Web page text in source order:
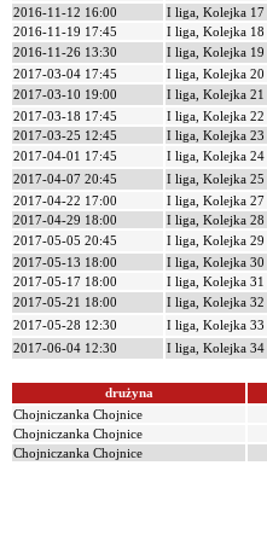
2016-11-12 16:00 I liga, Kolejka 17
2016-11-19 17:45
I liga, Kolejka 18
2016-11-26 13:30
I liga, Kolejka 19
2017-03-04 17:45
I liga, Kolejka 20
2017-03-10 19:00
I liga, Kolejka 21
2017-03-18 17:45
I liga, Kolejka 22
2017-03-25 12:45
I liga, Kolejka 23
2017-04-01 17:45
I liga, Kolejka 24
2017-04-07 20:45
I liga, Kolejka 25
2017-04-22 17:00
I liga, Kolejka 27
2017-04-29 18:00
I liga, Kolejka 28
2017-05-05 20:45
I liga, Kolejka 29
2017-05-13 18:00
I liga, Kolejka 30
2017-05-17 18:00
I liga, Kolejka 31
2017-05-21 18:00
I liga, Kolejka 32
2017-05-28 12:30
I liga, Kolejka 33
2017-06-04 12:30
I liga, Kolejka 34
drużyna
Chojniczanka Chojnice
Chojniczanka Chojnice
Chojniczanka Chojnice